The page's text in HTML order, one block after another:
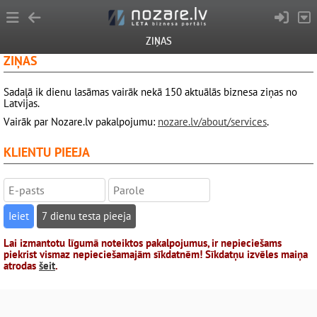
ZIŅAS
ZIŅAS
Sadaļā ik dienu lasāmas vairāk nekā 150 aktuālās biznesa ziņas no
Latvijas.
Vairāk par Nozare.lv pakalpojumu: nozare.lv/about/services.
KLIENTU PIEEJA
7 dienu testa pieeja
Lai izmantotu līgumā noteiktos pakalpojumus, ir nepieciešams
piekrist vismaz nepieciešamajām sīkdatnēm! Sīkdatņu izvēles maiņa
atrodas šeit.